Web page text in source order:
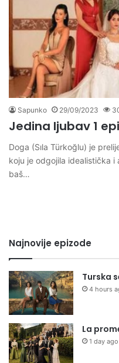
Sapunko 29/09/2023
Jedina ljubav 1
Doga (Sıla Türkoğlu) je
koju je odgojila idealistička
baš…
Najnovije epizode
Turska
4 hours
La
1 day ago